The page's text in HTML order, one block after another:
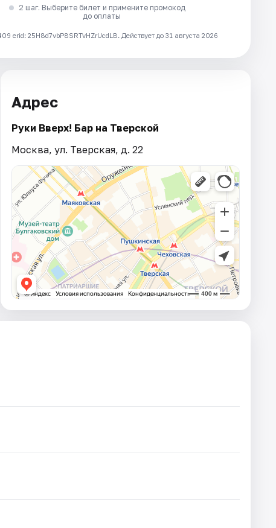
2 шаг. Выберите билет и примените промокод
до оплаты
25H8d7vbP8SRTvHZrUcdLB. Действует до 31 августа 2026
Адрес
Руки Вверх! Бар на Тверской
Москва, ул. Тверская, д. 22